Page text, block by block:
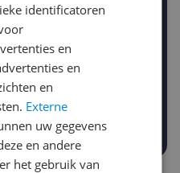
Gewenste prijs
identificatoren
en
en
en
Externe
uw gegevens
en andere
het gebruik van